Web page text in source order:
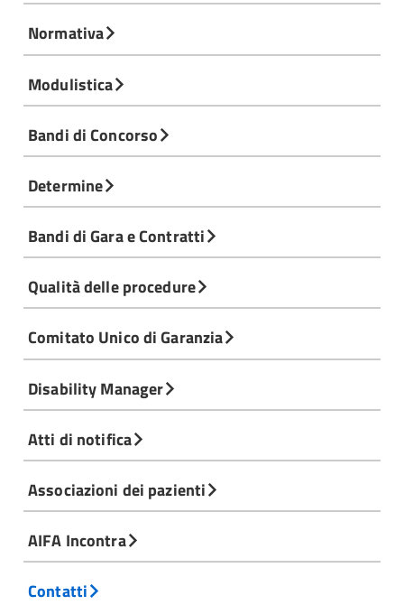
Normativa
Modulistica
Bandi di Concorso
Determine
Bandi di Gara e Contratti
Qualità delle procedure
Comitato Unico di Garanzia
Disability Manager
Atti di notifica
Associazioni dei pazienti
AIFA Incontra
Contatti